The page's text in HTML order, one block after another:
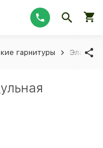
гарнитуры Элана